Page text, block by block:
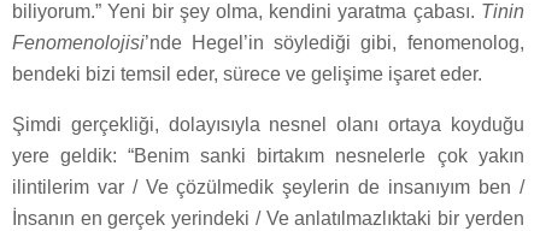
biliyorum.” Yeni bir şey olma, kendini yaratma çabası. Tinin
Fenomenolojisi’nde Hegel’in söylediği gibi, fenomenolog,
bendeki bizi temsil eder, sürece ve gelişime işaret eder.
Şimdi gerçekliği, dolayısıyla nesnel olanı ortaya koyduğu
yere geldik: “Benim sanki birtakım nesnelerle çok yakın
ilintilerim var / Ve çözülmedik şeylerin de insanıyım ben /
İnsanın en gerçek yerindeki / Ve anlatılmazlıktaki bir yerden